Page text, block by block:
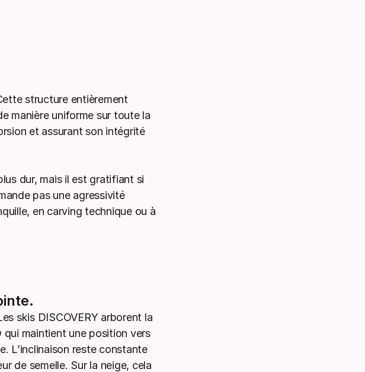
structure entièrement
manière uniforme sur toute la
et assurant son intégrité
dur, mais il est gratifiant si
pas une agressivité
en carving technique ou à
skis DISCOVERY arborent la
maintient une position vers
L’inclinaison reste constante
de semelle. Sur la neige, cela